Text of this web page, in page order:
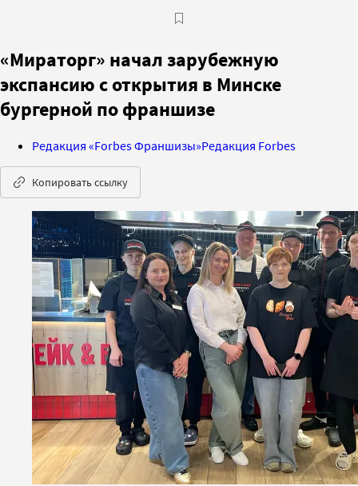
«Мираторг» начал зарубежную
экспансию с открытия в Минске
бургерной по франшизе
Редакция «Forbes Франшизы»Редакция Forbes
Копировать ссылку